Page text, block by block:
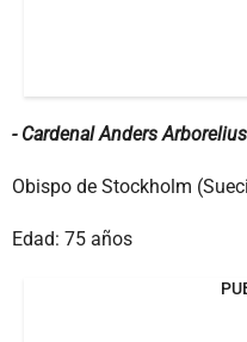
- Cardenal Anders Arborelius
Obispo de Stockholm
Edad: 75 años